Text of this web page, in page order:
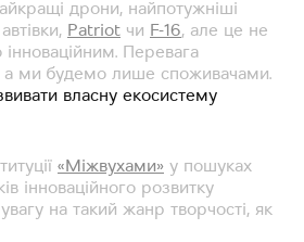
дрони, найпотужніші
Patriot чи F-16, але це не
інноваційним. Перевага
ми будемо лише споживачами.
власну екосистему
«Міжвухами» у пошуках
інноваційного розвитку
на такий жанр творчості, як